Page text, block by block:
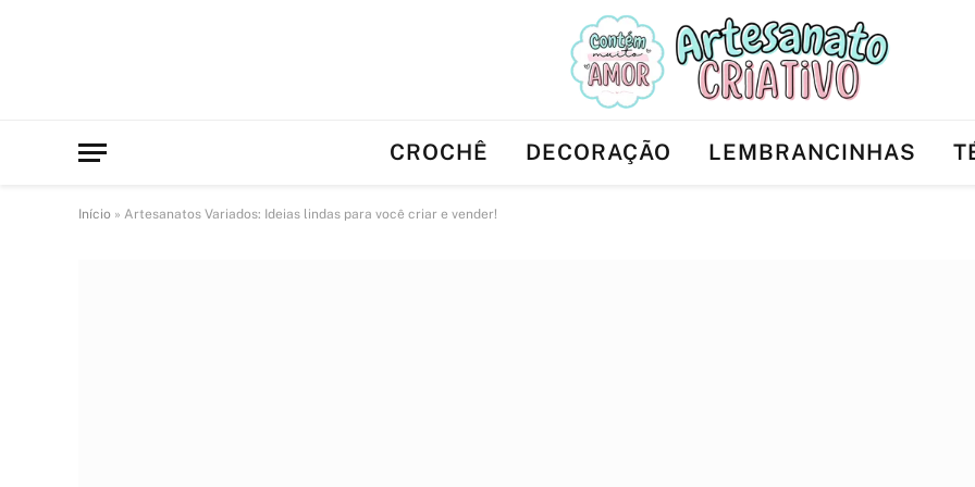
CROCHÊ DECORAÇÃO LEMBRANCINHAS
Início » Artesanatos Variados: Ideias lindas para você criar e vender!